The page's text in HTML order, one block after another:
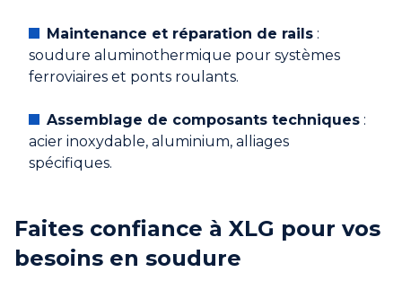
Maintenance et réparation de rails :
soudure aluminothermique pour systèmes
ferroviaires et ponts roulants.
Assemblage de composants techniques :
acier inoxydable, aluminium, alliages
spécifiques.
Faites confiance à XLG pour vos
besoins en soudure